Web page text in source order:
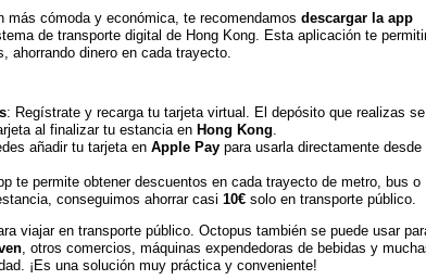
más cómoda y económica, te recomendamos descargar la app
de transporte digital de Hong Kong. Esta aplicación te
ahorrando dinero en cada trayecto.
: Regístrate y recarga tu tarjeta virtual. El depósito que realizas
al finalizar tu estancia en Hong Kong.
añadir tu tarjeta en Apple Paypara usarla directamente desde
te permite obtener descuentos en cada trayecto de metro, bus o
conseguimos ahorrar casi 10€solo en transporte público.
viajar en transporte público. Octopus también se puede usar
, otros comercios, máquinas expendedoras de bebidas y
¡Es una solución muy práctica y conveniente!